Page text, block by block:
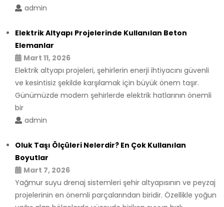
admin
Elektrik Altyapı Projelerinde Kullanılan Beton
Elemanlar
Mart 11, 2026
Elektrik altyapı projeleri, şehirlerin enerji ihtiyacını güvenli
ve kesintisiz şekilde karşılamak için büyük önem taşır.
Günümüzde modern şehirlerde elektrik hatlarının önemli
bir
admin
Oluk Taşı Ölçüleri Nelerdir? En Çok Kullanılan
Boyutlar
Mart 7, 2026
Yağmur suyu drenaj sistemleri şehir altyapısının ve peyzaj
projelerinin en önemli parçalarından biridir. Özellikle yoğun